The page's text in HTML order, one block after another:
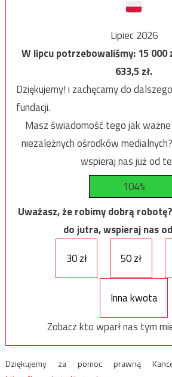
Lipiec 2026
W lipcu potrzebowaliśmy:15 000
633,5zł.
Dziękujemy! i zachęcamy do
fundacji.
Masz świadomość tego jak
niezależnych ośrodków
wspieraj nas już od
104%
Uważasz, że robimy dobrą
do jutra, wspieraj nas
30 zł
50 zł
Inna kwota
Zobacz kto wparł nas tym
Dziękujemy za pomoc prawną